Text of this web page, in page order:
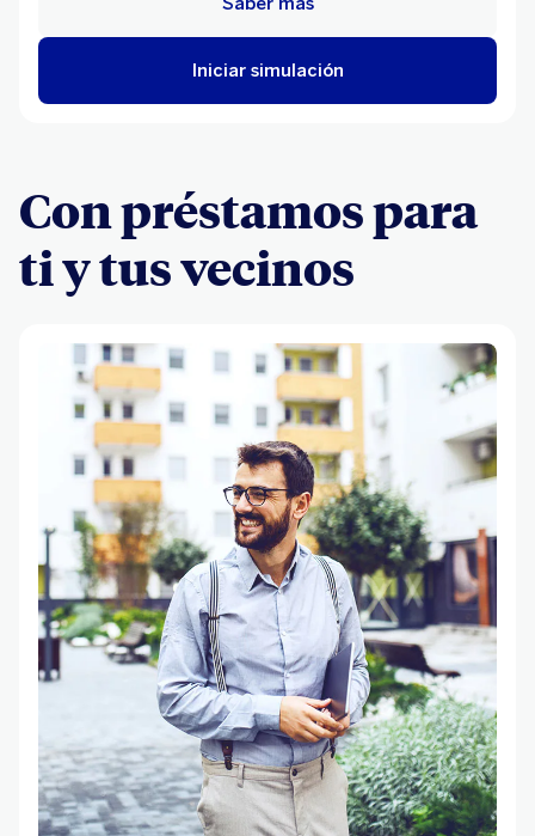
Iniciar simulación
Con préstamos para
ti y tus vecinos